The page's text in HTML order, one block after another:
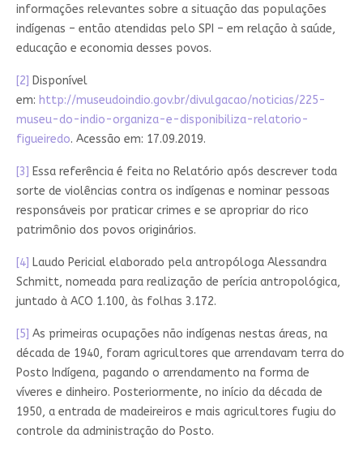
informações relevantes sobre a situação das populações
indígenas – então atendidas pelo SPI – em relação à saúde,
educação e economia desses povos.
[2] Disponível
em: http://museudoindio.gov.br/divulgacao/noticias/225-
museu-do-indio-organiza-e-disponibiliza-relatorio-
figueiredo. Acessão em: 17.09.2019.
[3] Essa referência é feita no Relatório após descrever toda
sorte de violências contra os indígenas e nominar pessoas
responsáveis por praticar crimes e se apropriar do rico
patrimônio dos povos originários.
[4] Laudo Pericial elaborado pela antropóloga Alessandra
Schmitt, nomeada para realização de perícia antropológica,
juntado à ACO 1.100, às folhas 3.172.
[5] As primeiras ocupações não indígenas nestas áreas, na
década de 1940, foram agricultores que arrendavam terra do
Posto Indígena, pagando o arrendamento na forma de
víveres e dinheiro. Posteriormente, no início da década de
1950, a entrada de madeireiros e mais agricultores fugiu do
controle da administração do Posto.